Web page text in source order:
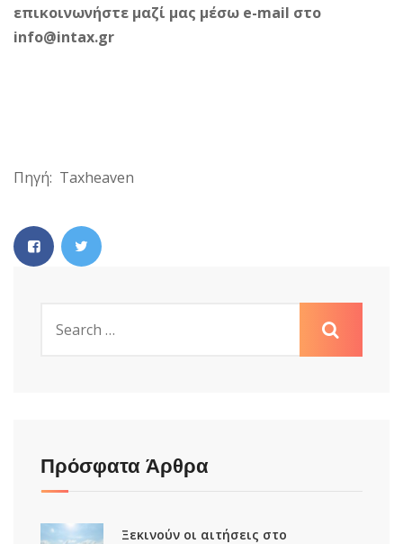
επικοινωνήστε μαζί μας μέσω e-mail στο
info@intax.gr
Πηγή: Taxheaven
Πρόσφατα Άρθρα
Ξεκινούν οι αιτήσεις στο